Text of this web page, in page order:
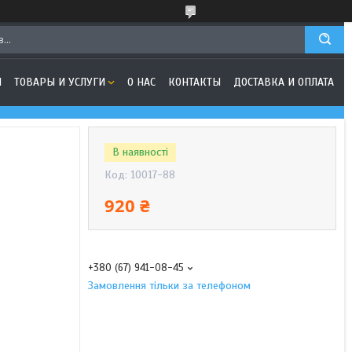
ТОВАРЫ И УСЛУГИ О НАС КОНТАКТЫ ДОСТАВКА И ОПЛАТА
В наявності
Код: 10017-88
920 ₴
+380 (67) 941-08-45
Замовлення тільки за телефоном